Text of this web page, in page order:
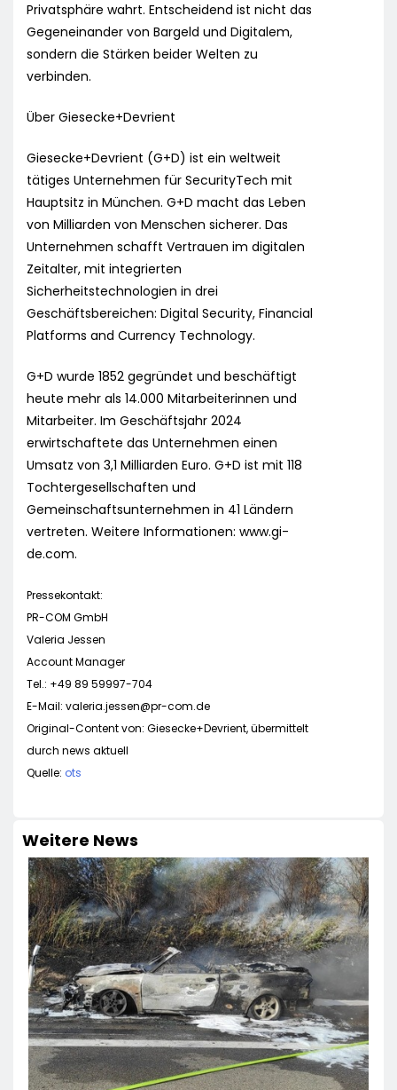
Privatsphäre wahrt. Entscheidend ist nicht das
Gegeneinander von Bargeld und Digitalem,
sondern die Stärken beider Welten zu
verbinden.
Über Giesecke+Devrient
Giesecke+Devrient (G+D) ist ein weltweit
tätiges Unternehmen für SecurityTech mit
Hauptsitz in München. G+D macht das Leben
von Milliarden von Menschen sicherer. Das
Unternehmen schafft Vertrauen im digitalen
Zeitalter, mit integrierten
Sicherheitstechnologien in drei
Geschäftsbereichen: Digital Security, Financial
Platforms and Currency Technology.
G+D wurde 1852 gegründet und beschäftigt
heute mehr als 14.000 Mitarbeiterinnen und
Mitarbeiter. Im Geschäftsjahr 2024
erwirtschaftete das Unternehmen einen
Umsatz von 3,1 Milliarden Euro. G+D ist mit 118
Tochtergesellschaften und
Gemeinschaftsunternehmen in 41 Ländern
vertreten. Weitere Informationen: www.gi-
de.com.
Pressekontakt:
PR-COM GmbH
Valeria Jessen
Account Manager
Tel.: +49 89 59997-704
E-Mail: valeria.jessen@pr-com.de
Original-Content von: Giesecke+Devrient, übermittelt
durch news aktuell
Quelle: ots
Weitere News